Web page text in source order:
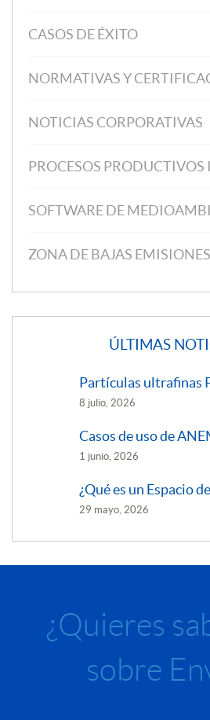
CASOS DE ÉXITO
NORMATIVAS Y
NOTICIAS CORPORATIVAS
PROCESOS
SOFTWARE DE
ZONA DE BAJAS EMISIONES
ÚLTIMAS
Partículas ultrafinas
8 julio, 2026
Casos de uso de
1 junio, 2026
¿Qué es un Espacio
29 mayo, 2026
¿Quieres
sobre